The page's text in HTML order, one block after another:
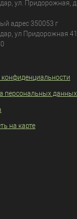
, ул. Придорожная, д.
адрес 350053 г
ул Придорожная 41,
конфиденциальности
персональных данных
на карте